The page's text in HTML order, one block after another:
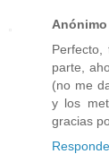
Anónimo
parte,
(no me
y los
gracias